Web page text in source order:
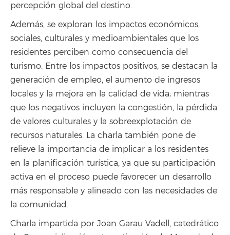
percepción global del destino.
Además, se exploran los impactos económicos,
sociales, culturales y medioambientales que los
residentes perciben como consecuencia del
turismo. Entre los impactos positivos, se destacan la
generación de empleo, el aumento de ingresos
locales y la mejora en la calidad de vida; mientras
que los negativos incluyen la congestión, la pérdida
de valores culturales y la sobreexplotación de
recursos naturales. La charla también pone de
relieve la importancia de implicar a los residentes
en la planificación turística, ya que su participación
activa en el proceso puede favorecer un desarrollo
más responsable y alineado con las necesidades de
la comunidad.
Charla impartida por Joan Garau Vadell, catedrático